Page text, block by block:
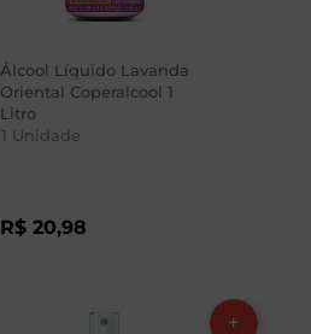
Álcool Líquido Lavanda
Oriental Coperalcool 1
Litro
1 Unidade
R$ 20,98